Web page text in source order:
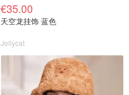
€35.00
天空龙挂饰 蓝色
Jellycat